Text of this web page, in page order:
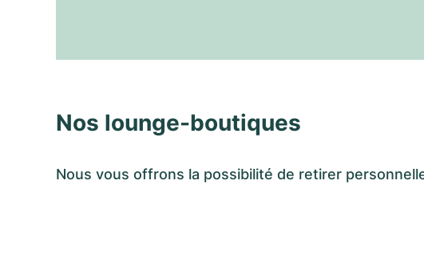
Nos lounge-boutiques
Nous vous offrons la possibilité de retirer